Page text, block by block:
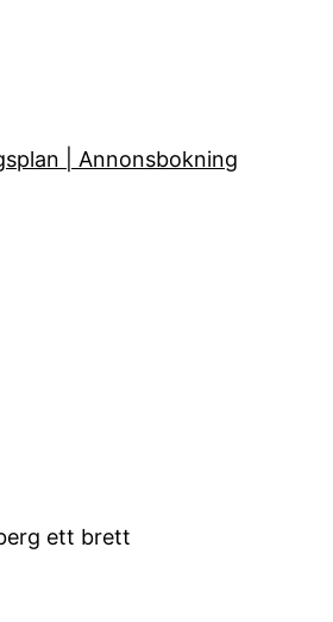
| Annonsbokning
ett brett